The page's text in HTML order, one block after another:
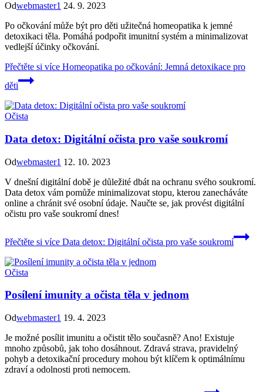
Odwebmaster1 24. 9. 2023
Po očkování může být pro děti užitečná homeopatika k jemné
detoxikaci těla. Pomáhá podpořit imunitní systém a minimalizovat
vedlejší účinky očkování.
Přečtěte si více Homeopatika po očkování: Jemná detoxikace pro
děti
Očista
Data detox: Digitální očista pro vaše soukromí
Odwebmaster1 12. 10. 2023
V dnešní digitální době je důležité dbát na ochranu svého soukromí.
Data detox vám pomůže minimalizovat stopu, kterou zanecháváte
online a chránit své osobní údaje. Naučte se, jak provést digitální
očistu pro vaše soukromí dnes!
Přečtěte si více Data detox: Digitální očista pro vaše soukromí
Očista
Posílení imunity a očista těla v jednom
Odwebmaster1 19. 4. 2023
Je možné posílit imunitu a očistit tělo současně? Ano! Existuje
mnoho způsobů, jak toho dosáhnout. Zdravá strava, pravidelný
pohyb a detoxikační procedury mohou být klíčem k optimálnímu
zdraví a odolnosti proti nemocem.